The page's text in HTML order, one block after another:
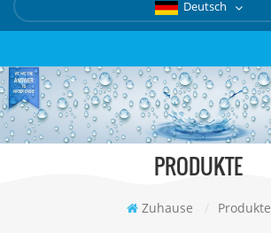
Deutsch
PRODUKTE
Zuhause / Produkte